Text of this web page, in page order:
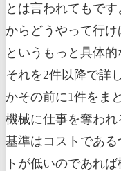
とは言われてもで
からどうやって行
というもっと具体
それを2件以降で詳
かその前に1件をま
機械に仕事を奪わ
基準はコストであ
トが低いのであれ